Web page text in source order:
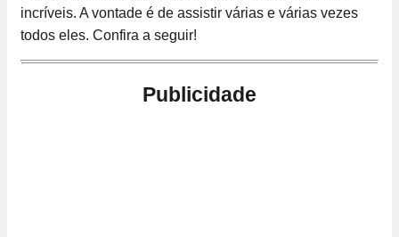
incríveis. A vontade é de assistir várias e várias vezes
todos eles. Confira a seguir!
Publicidade